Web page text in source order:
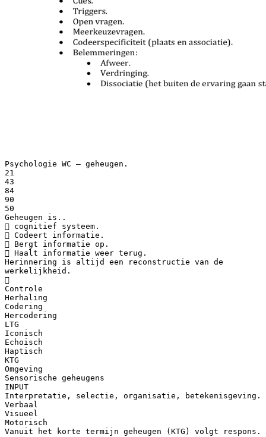
Psychologie WC – geheugen.
21
43
84
90
50
Geheugen is..
 cognitief systeem.
 Codeert informatie.
 Bergt informatie op.
 Haalt informatie weer terug.
Herinnering is altijd een reconstructie van de
werkelijkheid.

Controle
Herhaling
Codering
Hercodering
LTG
Iconisch
Echoisch
Haptisch
KTG
Omgeving
Sensorische geheugens
INPUT
Interpretatie, selectie, organisatie, betekenisgeving.
Verbaal
Visueel
Motorisch
Vanuit het korte termijn geheugen (KTG) volgt respons.